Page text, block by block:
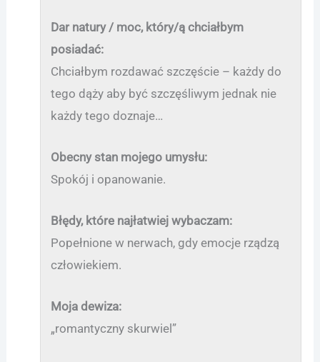
Dar natury / moc, który/ą chciałbym
posiadać:
Chciałbym rozdawać szczęście – każdy do
tego dąży aby być szczęśliwym jednak nie
każdy tego doznaje…
Obecny stan mojego umysłu:
Spokój i opanowanie.
Błędy, które najłatwiej wybaczam:
Popełnione w nerwach, gdy emocje rządzą
człowiekiem.
Moja dewiza:
„romantyczny skurwiel”